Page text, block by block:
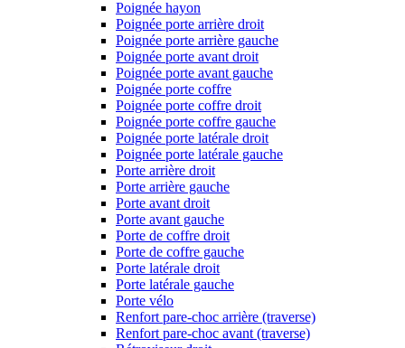
Poignée hayon
Poignée porte arrière droit
Poignée porte arrière gauche
Poignée porte avant droit
Poignée porte avant gauche
Poignée porte coffre
Poignée porte coffre droit
Poignée porte coffre gauche
Poignée porte latérale droit
Poignée porte latérale gauche
Porte arrière droit
Porte arrière gauche
Porte avant droit
Porte avant gauche
Porte de coffre droit
Porte de coffre gauche
Porte latérale droit
Porte latérale gauche
Porte vélo
Renfort pare-choc arrière (traverse)
Renfort pare-choc avant (traverse)